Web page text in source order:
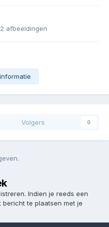
afbeeldingen
Volgers 0
Indien je reeds een
bericht te plaatsen met je